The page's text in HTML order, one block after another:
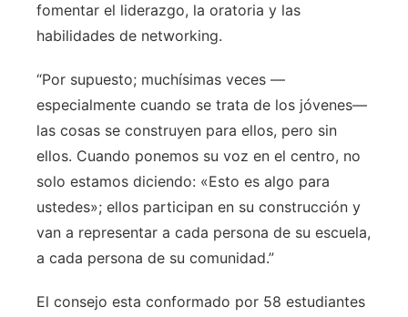
fomentar el liderazgo, la oratoria y las
habilidades de networking.
“Por supuesto; muchísimas veces —
especialmente cuando se trata de los jóvenes—
las cosas se construyen para ellos, pero sin
ellos. Cuando ponemos su voz en el centro, no
solo estamos diciendo: «Esto es algo para
ustedes»; ellos participan en su construcción y
van a representar a cada persona de su escuela,
a cada persona de su comunidad.”
El consejo esta conformado por 58 estudiantes